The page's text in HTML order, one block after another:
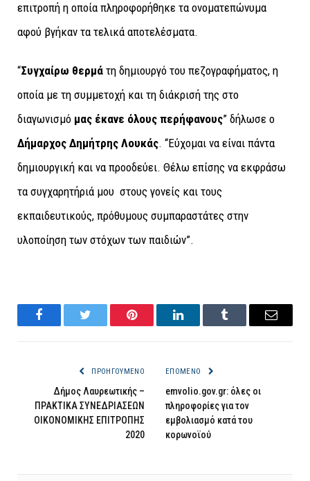
επιτροπή η οποία πληροφορήθηκε τα ονοματεπώνυμα
αφού βγήκαν τα τελικά αποτελέσματα.
“Συγχαίρω θερμά τη δημιουργό του πεζογραφήματος, η
οποία με τη συμμετοχή και τη διάκρισή της στο
διαγωνισμό μας έκανε όλους περήφανους” δήλωσε ο
Δήμαρχος Δημήτρης Λουκάς. “Εύχομαι να είναι πάντα
δημιουργική και να προοδεύει. Θέλω επίσης να εκφράσω
τα συγχαρητήριά μου στους γονείς και τους
εκπαιδευτικούς, πρόθυμους συμπαραστάτες στην
υλοποίηση των στόχων των παιδιών”.
FacebookTwitter Pinterest LinkedInTumblr Email
ΠΡΟΗΓΟΎΜΕΝΟ
Δήμος Λαυρεωτικής –
ΠΡΑΚΤΙΚΑ ΣΥΝΕΔΡΙΑΣΕΩΝ
ΟΙΚΟΝΟΜΙΚΗΣ ΕΠΙΤΡΟΠΗΣ
2020
ΕΠΌΜΕΝΟ
emvolio.gov.gr: όλες οι
πληροφορίες για τον
εμβολιασμό κατά του
κορωνοϊού